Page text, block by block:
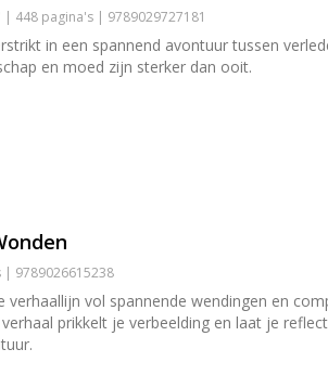
448 pagina's | 9789029727181
in een spannend avontuur tussen
en moed zijn sterker dan ooit.
9789026615238
vol spannende wendingen en
prikkelt je verbeelding en laat je